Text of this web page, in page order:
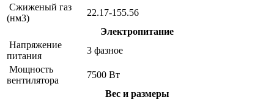
Сжиженый газ
(нм3)
22.17-155.56
Электропитание
Напряжение
питания
3 фазное
Мощность
вентилятора
7500 Вт
Вес и размеры